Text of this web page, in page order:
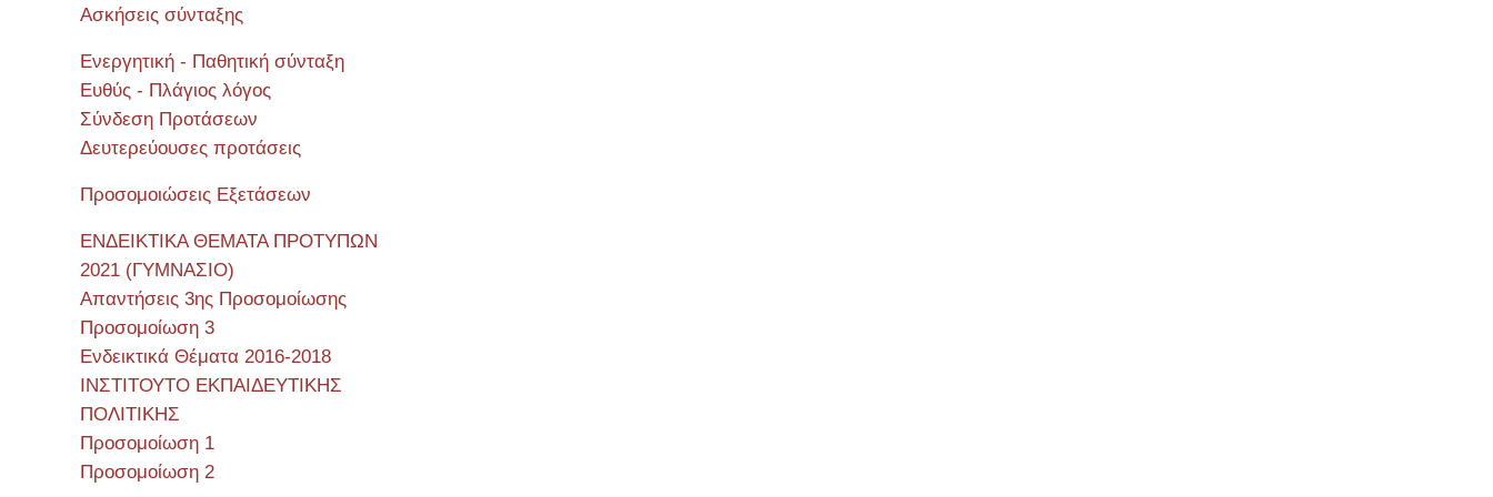
Ασκήσεις σύνταξης
Ενεργητική - Παθητική σύνταξη
Ευθύς - Πλάγιος λόγος
Σύνδεση Προτάσεων
Δευτερεύουσες προτάσεις
Προσομοιώσεις Εξετάσεων
ΕΝΔΕΙΚΤΙΚΑ ΘΕΜΑΤΑ ΠΡΟΤΥΠΩΝ
2021 (ΓΥΜΝΑΣΙΟ)
Απαντήσεις 3ης Προσομοίωσης
Προσομοίωση 3
Ενδεικτικά Θέματα 2016-2018
ΙΝΣΤΙΤΟΥΤΟ ΕΚΠΑΙΔΕΥΤΙΚΗΣ
ΠΟΛΙΤΙΚΗΣ
Προσομοίωση 1
Προσομοίωση 2